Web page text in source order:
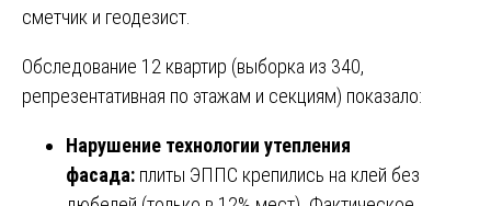
сметчик и геодезист.
Обследование 12 квартир (выборка из 340,
репрезентативная по этажам и секциям) показало:
Нарушение технологии утепления
фасада: плиты ЭППС крепились на клей без